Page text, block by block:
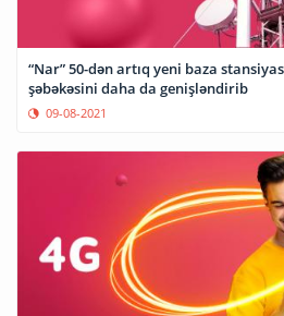
“Nar” 50-dən artıq yeni baza
şəbəkəsini daha da genişləndirib
09-08-2021